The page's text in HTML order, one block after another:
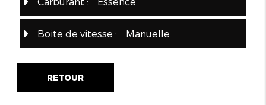
Boite de vitesse : Manuelle
RETOUR